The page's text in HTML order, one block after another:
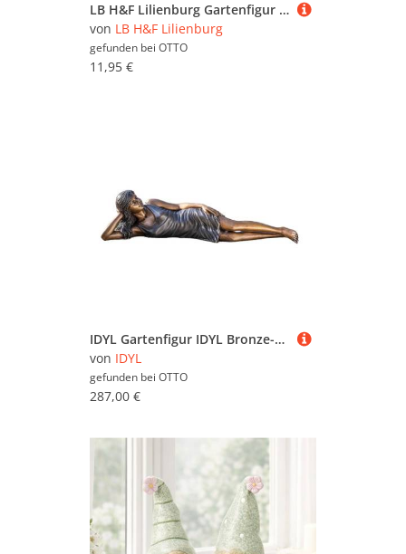
LB H&F Lilienburg Gartenfigur 3er SET Gartenstecker Osterhase Gartenfigur Hase Ostern, (Gartendeko Deko Dekoration Garten Rost Hase Ostern Osterhase Dekostecker Dekofigur Osterdeko Rosthase Metalldeko Topfstecker Beetstecker Metallstecker Edelrost Roststecker Osterstecker zum Stecken Blumenkübel Blumenstecker aussen Blumenstab Rostfigur Frühling Ostern)
von LB H&F Lilienburg
gefunden bei OTTO
11,95 €
IDYL Gartenfigur IDYL Bronze-Skulptur Liegendes Mädchen, Witterungsbeständig gegen Frost, Regen und UV-Strahlung.
von IDYL
gefunden bei OTTO
287,00 €